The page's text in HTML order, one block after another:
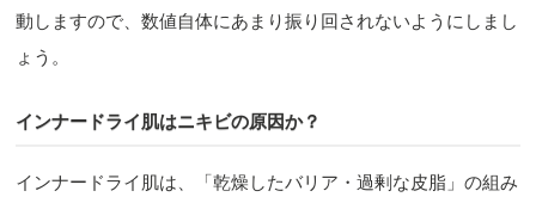
動しますので、数値自体にあまり振り回されないようにしまし
ょう。
インナードライ肌はニキビの原因か？
インナードライ肌は、「乾燥したバリア・過剰な皮脂」の組み